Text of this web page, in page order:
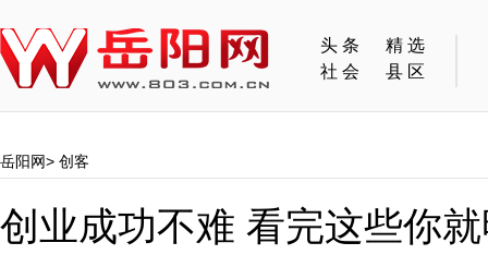
头条
精选
社会
县区
岳阳网> 创客
创业成功不难 看完这些你